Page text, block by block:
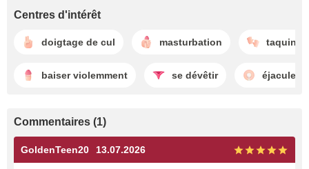
Centres d'intérêt
doigtage de cul masturbation taquiner
baiser violemment se dévêtir éjaculer
Commentaires (1)
GoldenTeen20 13.07.2026